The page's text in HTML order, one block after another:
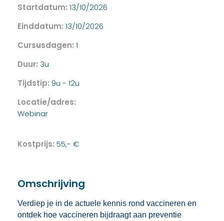
Startdatum: 13/10/2026
Einddatum: 13/10/2026
Cursusdagen: 1
Duur: 3u
Tijdstip: 9u - 12u
Locatie/adres:
Webinar
Kostprijs: 55,- €
Omschrijving
Verdiep je in de actuele kennis rond vaccineren en
ontdek hoe vaccineren bijdraagt aan preventie